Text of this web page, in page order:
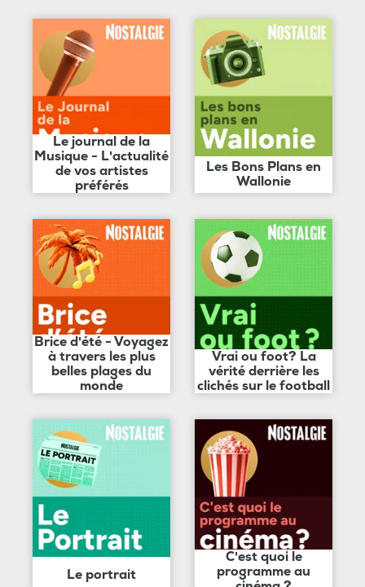
Le journal de la
Musique - L'actualité
de vos artistes
préférés
Les Bons Plans en
Wallonie
Brice d'été - Voyagez
à travers les plus
belles plages du
monde
Vrai ou foot? La
vérité derrière les
clichés sur le football
Le portrait
C'est quoi le
programme au